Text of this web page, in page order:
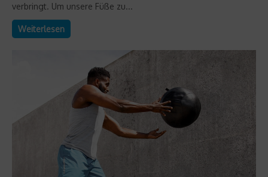
verbringt. Um unsere Füße zu...
Weiterlesen